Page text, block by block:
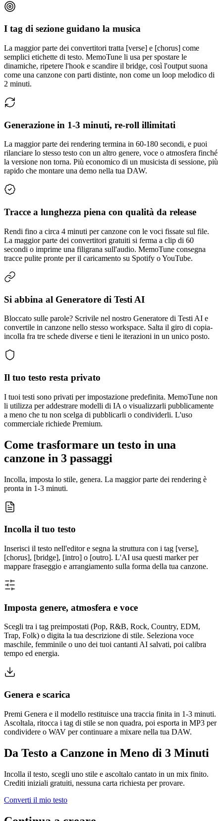
I tag di sezione guidano la musica
La maggior parte dei convertitori tratta [verse] e [chorus] come
semplici etichette di testo. MemoTune li usa per spostare le
dinamiche, ripetere l'hook e scandire il bridge, così l'output suona
come una canzone con parti distinte, non come un loop melodico di
2 minuti.
Generazione in 1-3 minuti, re-roll illimitati
La maggior parte dei rendering termina in 60-180 secondi, e puoi
rilanciare lo stesso testo con un altro genere, voce o atmosfera finché
la versione non torna. Più economico di un musicista di sessione, più
rapido che montare una demo nella tua DAW.
Tracce a lunghezza piena con qualità da release
Rendi fino a circa 4 minuti per canzone con le voci fissate sul file.
La maggior parte dei convertitori gratuiti si ferma a clip di 60
secondi o imprime una filigrana sull'audio. MemoTune consegna
tracce pulite pronte per il caricamento su Spotify o YouTube.
Si abbina al Generatore di Testi AI
Bloccato sulle parole? Scrivile nel nostro Generatore di Testi AI e
convertile in canzone nello stesso workspace. Salta il giro di copia-
incolla fra tre schede diverse e tieni le iterazioni in un unico posto.
Il tuo testo resta privato
I tuoi testi sono privati per impostazione predefinita. MemoTune non
li utilizza per addestrare modelli di IA o visualizzarli pubblicamente
a meno che tu non scelga di pubblicarli o condividerli. L'uso
commerciale richiede Premium.
Come trasformare un testo in una
canzone in 3 passaggi
Incolla, imposta lo stile, genera. La maggior parte dei rendering è
pronta in 1-3 minuti.
Incolla il tuo testo
Inserisci il testo nell'editor e segna la struttura con i tag [verse],
[chorus], [bridge], [intro] o [outro]. L'AI usa questi marker per
mappare fraseggio e arrangiamento sulla forma della tua canzone.
Imposta genere, atmosfera e voce
Scegli tra i tag preimpostati (Pop, R&B, Rock, Country, EDM,
Trap, Folk) o digita la tua descrizione di stile. Seleziona voce
maschile, femminile o uno dei tuoi cantanti AI salvati, poi calibra
tempo ed energia.
Genera e scarica
Premi Genera e il modello restituisce una traccia finita in 1-3 minuti.
Ascoltala, ritocca i tag di stile se non quadra, poi esporta in MP3 per
condividere o WAV per continuare a mixare nella tua DAW.
Da Testo a Canzone in Meno di 3 Minuti
Incolla il testo, scegli uno stile e ascoltalo cantato in un mix finito.
Crediti iniziali gratuiti, nessuna carta richiesta per provare.
Converti il mio testo